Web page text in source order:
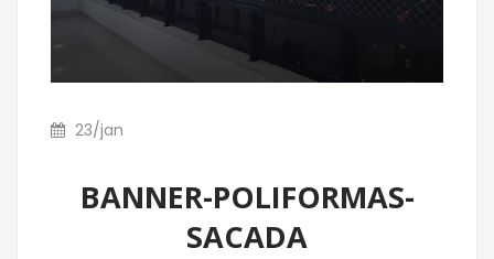
23/jan
BANNER-POLIFORMAS-
SACADA